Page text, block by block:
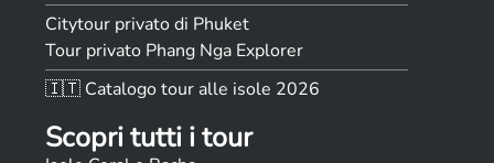
Citytour privato di Phuket
Tour privato Phang Nga Explorer
🇮🇹 Catalogo tour alle isole 2026
Scopri tutti i tour